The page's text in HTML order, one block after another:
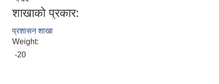
शाखाको प्रकार:
प्रशासन शाखा
Weight:
-20